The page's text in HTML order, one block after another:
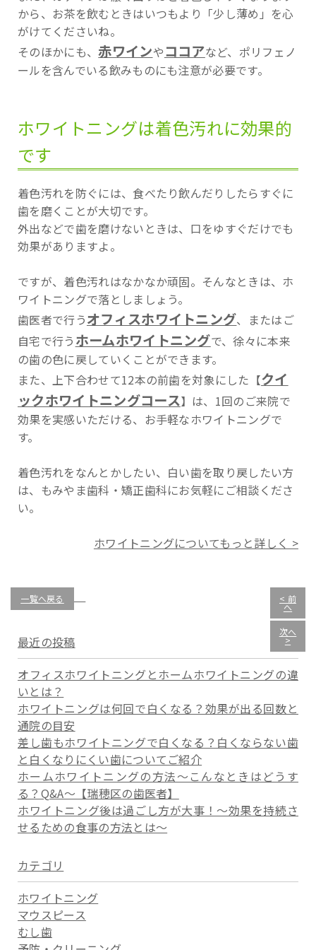
から、お茶を飲むときはいつもより「少し薄め」を心
がけてくださいね。
そのほかにも、赤ワインやココアなど、ポリフェノ
ールを含んでいる飲みものにも注意が必要です。
ホワイトニングは着色汚れに効果的
です
着色汚れを防ぐには、食べたり飲んだりしたらすぐに
歯を磨くことが大切です。
外出などで歯を磨けないときは、口をゆすぐだけでも
効果がありますよ。
ですが、着色汚れはなかなか頑固。そんなときは、ホ
ワイトニングで落としましょう。
歯医者で行うオフィスホワイトニング、またはご
自宅で行う ホームホワイトニングで、徐々に本来
の歯の色に戻していくことができます。
また、上下合わせて12本の前歯を対象にした【クイ
ックホワイトニングコース】は、1回のご来院で
効果を実感いただける、お手軽なホワイトニングで
す。
着色汚れをなんとかしたい、白い歯を取り戻したい方
は、もみやま歯科・矯正歯科にお気軽にご相談くださ
い。
ホワイトニングについてもっと詳しく >
一覧へ戻る < 前
へ
次へ
>
最近の投稿
オフィスホワイトニングとホームホワイトニングの違
いとは？
ホワイトニングは何回で白くなる？効果が出る回数と
通院の目安
差し歯もホワイトニングで白くなる？白くならない歯
と白くなりにくい歯についてご紹介
ホームホワイトニングの方法～こんなときはどうす
る？Q&A～【瑞穂区の歯医者】
ホワイトニング後は過ごし方が大事！～効果を持続さ
せるための食事の方法とは～
カテゴリ
ホワイトニング
マウスピース
むし歯